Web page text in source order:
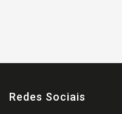
Redes Sociais